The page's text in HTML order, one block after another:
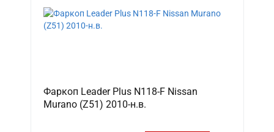
Фаркоп Leader Plus N118-F Nissan
Murano (Z51) 2010-н.в.